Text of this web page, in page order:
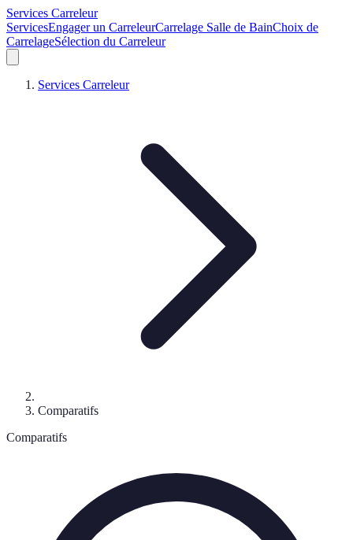
Services Carreleur
ServicesEngager un CarreleurCarrelage Salle de BainChoix de
CarrelageSélection du Carreleur
Services Carreleur
Comparatifs
Comparatifs